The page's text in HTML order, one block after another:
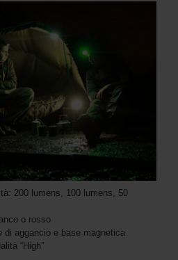
200 lumens, 100 lumens, 50
o rosso
di aggancio e base magnetica
“High”